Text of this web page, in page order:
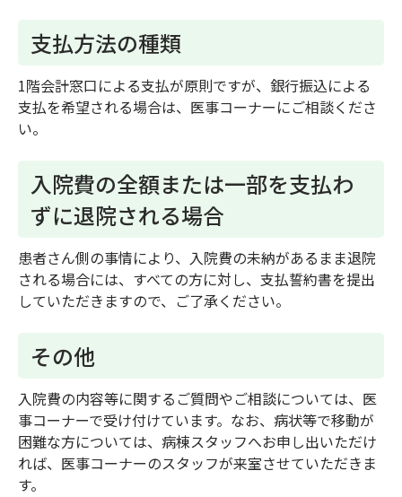
支払方法の種類
1階会計窓口による支払が原則ですが、銀行振込による
支払を希望される場合は、医事コーナーにご相談くださ
い。
入院費の全額または一部を支払わ
ずに退院される場合
患者さん側の事情により、入院費の未納があるまま退院
される場合には、すべての方に対し、支払誓約書を提出
していただきますので、ご了承ください。
その他
入院費の内容等に関するご質問やご相談については、医
事コーナーで受け付けています。なお、病状等で移動が
困難な方については、病棟スタッフへお申し出いただけ
れば、医事コーナーのスタッフが来室させていただきま
す。